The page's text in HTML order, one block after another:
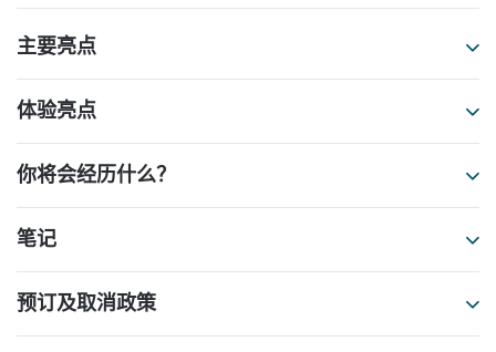
主要亮点
体验亮点
你将会经历什么？
笔记
预订及取消政策